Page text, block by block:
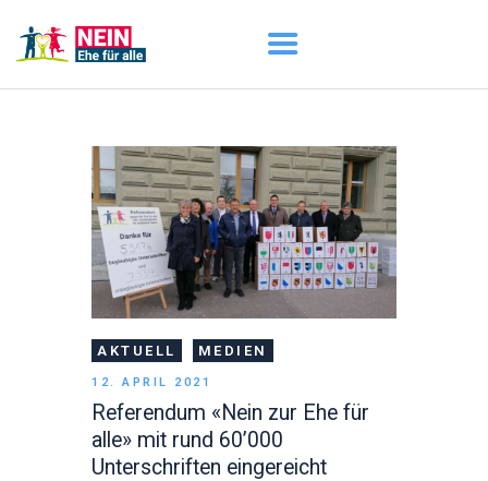
START
AKTUELL
DARUM GEHT ES
ÜBER UNS
DOWNLOADS
AKTUELL MEDIEN
12. APRIL 2021
Referendum «Nein zur Ehe für
alle» mit rund 60’000
Unterschriften eingereicht